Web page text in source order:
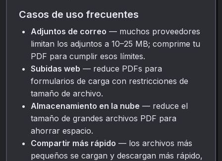
Casos de uso frecuentes
Adjuntos de correo — muchos proveedores
limitan los adjuntos a 10–25 MB; comprime tu
PDF para cumplir esos límites.
Subidas web — reduce PDFs para
formularios de carga con restricciones de
tamaño de archivo.
Almacenamiento en la nube — reduce el
tamaño de grandes archivos PDF para
ahorrar espacio.
Compartir más rápido — los archivos más
pequeños se cargan y descargan más rápido,